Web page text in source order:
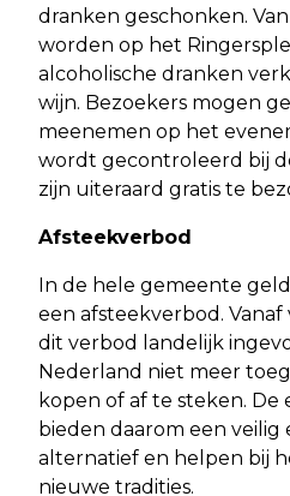
dranken geschonken.
worden op het
alcoholische dranken
wijn. Bezoekers mogen
meenemen op het
wordt gecontroleerd bij
zijn uiteraard gratis te
Afsteekverbod
In de hele gemeente
een afsteekverbod.
dit verbod landelijk
Nederland niet meer
kopen of af te steken. De
bieden daarom een veilig
alternatief en helpen bij
nieuwe tradities.